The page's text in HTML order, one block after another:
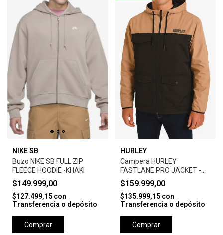
NIKE SB
Buzo NIKE SB FULL ZIP
FLEECE HOODIE -KHAKI
$149.999,00
$127.499,15 con
Transferencia o depósito
Comprar
HURLEY
Campera HURLEY
FASTLANE PRO JACKET -
CAMEL
$159.999,00
$135.999,15 con
Transferencia o depósito
Comprar